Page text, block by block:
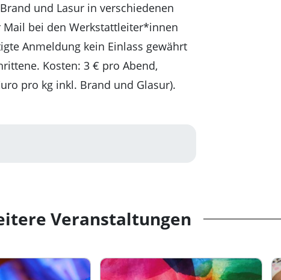
und Lasur in verschiedenen
bei den Werkstattleiter*innen
Anmeldung kein Einlass gewährt
Kosten: 3 € pro Abend,
pro kg inkl. Brand und Glasur).
Veranstaltungen